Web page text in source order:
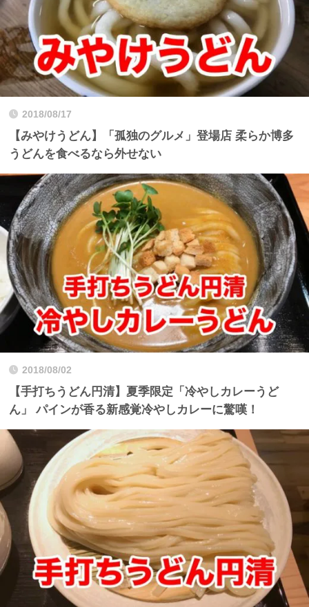
2018/08/17
【みやけうどん】「孤独のグルメ」登場店 柔らか博多
うどんを食べるなら外せない
2018/08/02
【手打ちうどん円清】夏季限定「冷やしカレーうど
ん」 パインが香る新感覚冷やしカレーに驚嘆！